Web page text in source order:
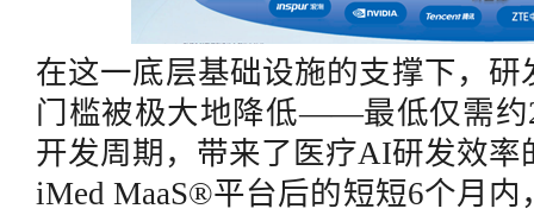
在这一底层基础设施的支撑下，
门槛被极大地降低——最低仅需约
开发周期，带来了医疗AI研发效率
iMed MaaS®平台后的短短6个月